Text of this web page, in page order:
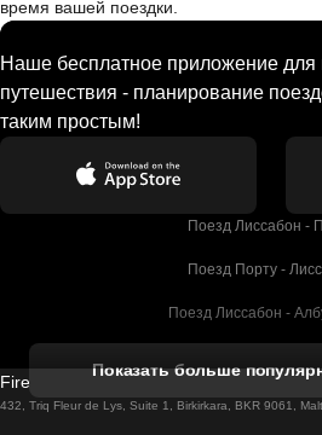
время вашей поездки.
Наше бесплатное приложение для
путешествия - планирование
таким простым!
Поезд Лиссабон -
Поезд Порту -
Поезд Лиссабон -
Поезд Лиссабон -
Показать больше
Firebird GT Limited (OC 1451)
432, Triq Fleur de Lys, Suite 1, Birkirkara, BKR 9061,